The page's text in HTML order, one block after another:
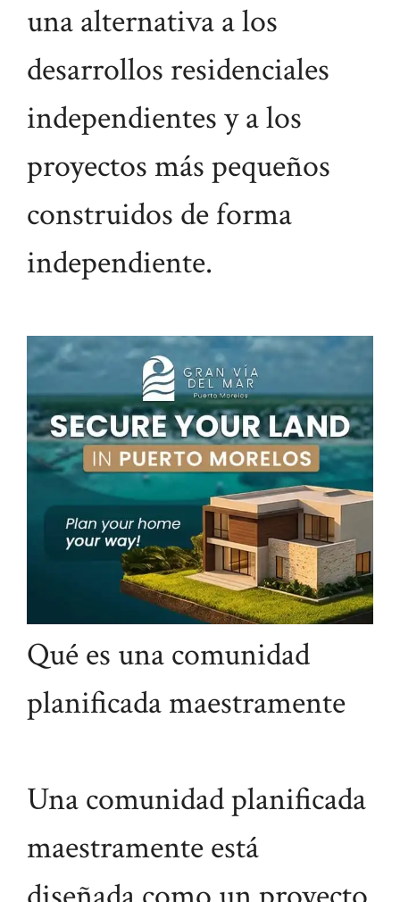
una alternativa a los
desarrollos residenciales
independientes y a los
proyectos más pequeños
construidos de forma
independiente.
Qué es una comunidad
planificada maestramente
Una comunidad planificada
maestramente está